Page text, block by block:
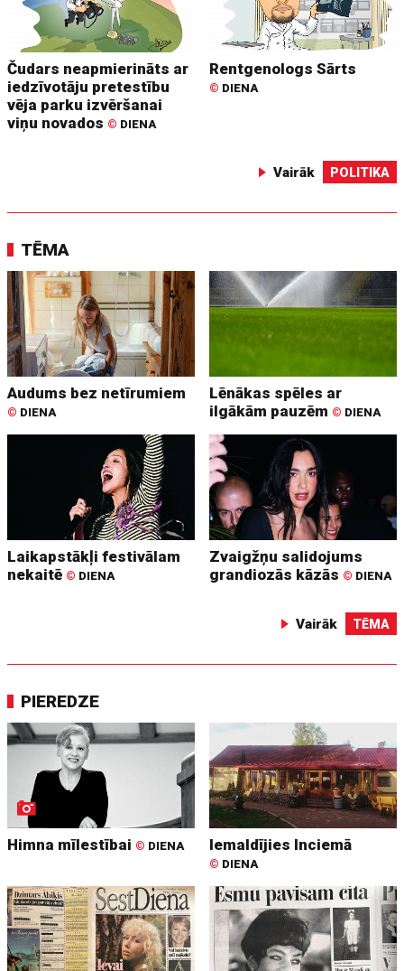
Čudars neapmierināts ar
iedzīvotāju pretestību
vēja parku izvēršanai
viņu novados © DIENA
Rentgenologs Sārts
© DIENA
Vairāk POLITIKA
TĒMA
Audums bez netīrumiem
© DIENA
Lēnākas spēles ar
ilgākām pauzēm © DIENA
Laikapstākļi festivālam
nekaitē © DIENA
Zvaigžņu salidojums
grandiozās kāzās © DIENA
Vairāk TĒMA
PIEREDZE
Himna mīlestībai © DIENA Iemaldījies Inciemā
© DIENA